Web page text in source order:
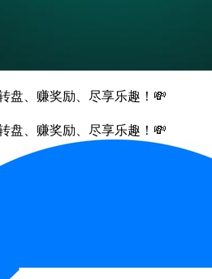
盘、赚奖励、尽享乐趣！💸
盘、赚奖励、尽享乐趣！💸